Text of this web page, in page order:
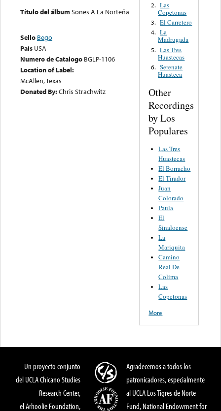
Título del álbumSones A La Norteña
Sello Bego
País USA
Numero de Catalogo BGLP-1106
Location of Label:
McAllen, Texas
Donated By:Chris Strachwitz
2. Las
Copetonas
3. El Carretero
4. La
Madrugada
5. Las Tres
Huastecas
6. Serenate
Huasteca
Other
Recordings
by Los
Populares
Las Tres
Huastecas
El Borracho
El Tirador
Juan
Colorado
Paula
El
Sinaloense
La
Mariquita
Camino
Real De
Colima
Las
Copetonas
More
Un proyecto conjunto
del UCLA Chicano Studies
Research Center,
el Arhoolie Foundation,
Agradecemos a todos los
patronicadores, especialmente
al UCLA Los Tigres de Norte
Fund, National Endowment for